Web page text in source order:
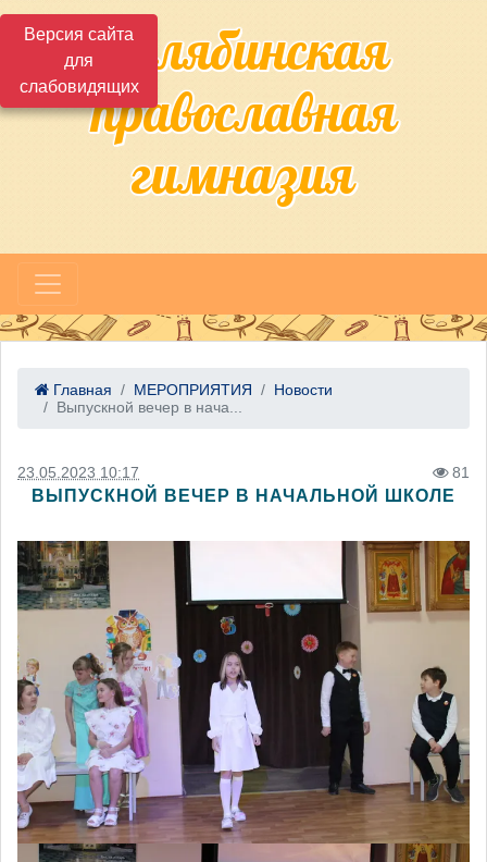
Версия сайта
для
слабовидящихЧелябинская
православная
гимназия
Главная МЕРОПРИЯТИЯ
Новости
Выпускной вечер в нача...
23.05.2023 10:17 81
ВЫПУСКНОЙ ВЕЧЕР В НАЧАЛЬНОЙ ШКОЛЕ